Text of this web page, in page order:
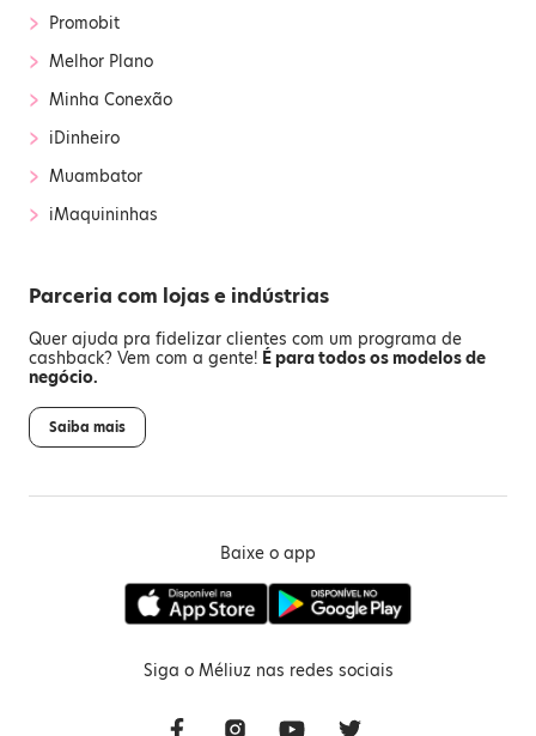
› Promobit
› Melhor Plano
› Minha Conexão
› iDinheiro
› Muambator
› iMaquininhas
Parceria com lojas e indústrias
Quer ajuda pra fidelizar clientes com um programa de
cashback? Vem com a gente! É para todos os modelos de
negócio.
Saiba mais
Baixe o app
Siga o Méliuz nas redes sociais